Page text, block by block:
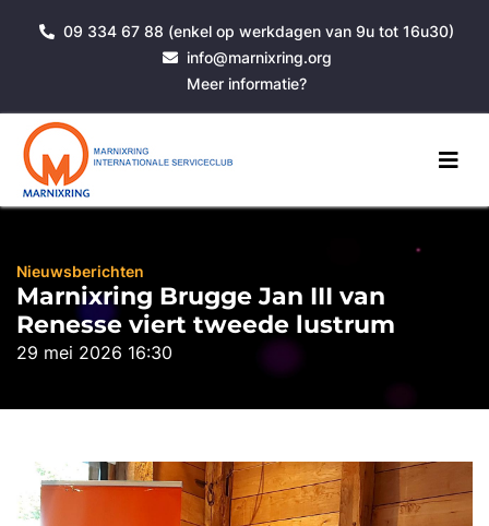
09 334 67 88 (enkel op werkdagen van 9u tot 16u30)
info@marnixring.org
Meer informatie?
Nieuwsberichten
Marnixring Brugge Jan III van
Renesse viert tweede lustrum
29 mei 2026 16:30